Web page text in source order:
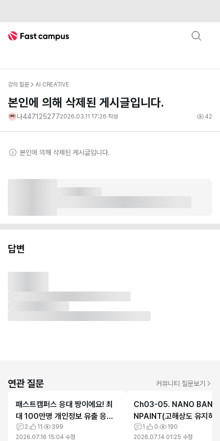
Fast Campus
강의 질문 AI CREATIVE
본인에 의해 삭제된 게시글입니다.
나4471252772026.03.11 17:26 작성 42
본인에 의해 삭제된 게시글입니다.
답변
연관 질문 커뮤니티 질문보기
패스트캠퍼스 응대 짱이에요! 최
대 100만명 개인정보 유출 응대
최고
2 11
399
2026.07.16 15:04 수정
Ch03-05. NANO
NPAINT(고해상도 유지하
의 자료 에러
1 0
190
2026.07.14 01:25 수정